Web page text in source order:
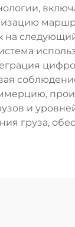
и
груза,